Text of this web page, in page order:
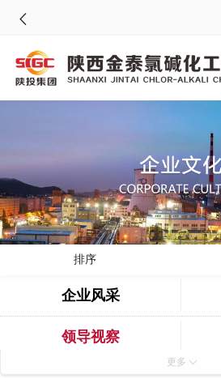
排序
企业风采
领导视察
员工风采
更多